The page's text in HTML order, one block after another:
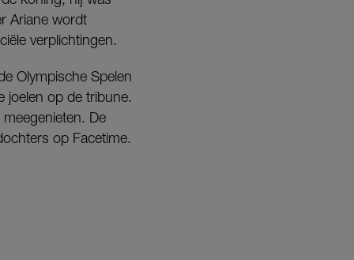
Ariane wordt
verplichtingen.
Olympische Spelen
joelen op de tribune.
De
op Facetime.